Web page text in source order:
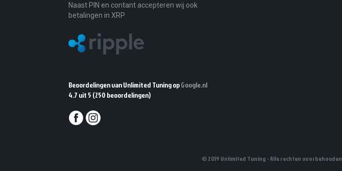
Naast PIN en contant accepteren wij ook
betalingen in XRP
Beoordelingen van Unlimited Tuning opGoogle.nl
4.7 uit 5 (250 beoordelingen)
© 2019 Unlimited Tuning - Alle rechten voorbehouden